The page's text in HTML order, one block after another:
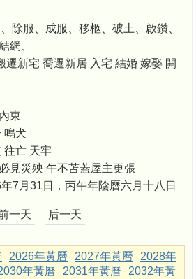
除服、成服、移柩、破土、啟鑽、
網、
遷新宅 喬遷新居 入宅 結婚 嫁娶 開
東
鳴犬
往亡 天牢
見災殃 午不苫蓋屋主更張
7月31日，丙午年陰曆六月十八日
一天 后一天
2026年黃曆 2027年黃曆
2028年
年黃曆 2031年黃曆
2032年黃